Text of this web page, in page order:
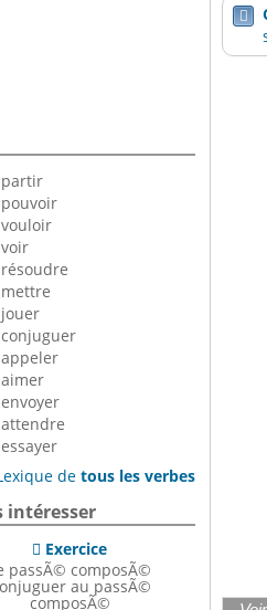

detous les verbes
intéresser
 Exercice
passÃ© composÃ©
au passÃ©
composÃ©